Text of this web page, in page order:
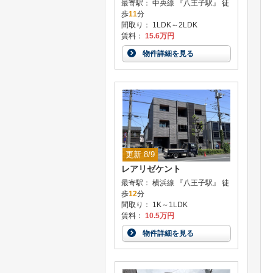
最寄駅： 中央線 『八王子駅』 徒
歩11分
間取り： 1LDK～2LDK
賃料： 15.6万円
物件詳細を見る
更新 8/9
レアリゼケント
最寄駅： 横浜線 『八王子駅』 徒
歩12分
間取り： 1K～1LDK
賃料： 10.5万円
物件詳細を見る